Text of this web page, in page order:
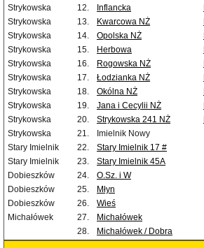
Strykowska
12. Inflancka
Strykowska
13. Kwarcowa NŻ
Strykowska
14. Opolska NŻ
Strykowska
15. Herbowa
Strykowska
16. Rogowska NŻ
Strykowska
17. Łodzianka NŻ
Strykowska
18. Okólna NŻ
Strykowska
19. Jana i Cecylii NŻ
Strykowska
20. Strykowska 241 NŻ
Strykowska
21.
Imielnik Nowy
Stary Imielnik
22.
Stary Imielnik 17 #
Stary Imielnik
23.
Stary Imielnik 45A
Dobieszków
24.
O.Sz. i W
Dobieszków
25.
Młyn
Dobieszków
26.
Wieś
Michałówek
27.
Michałówek
28.
Michałówek / Dobra